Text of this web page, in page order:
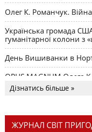
Олег К. Романчук. Війна
Українська громада
гуманітарної колони з
День Вишиванки в
OPUS MAGNUM Олега
Дізнатись більше »
ЖУРНАЛ СВІТ